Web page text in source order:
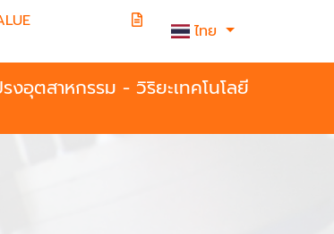
ไทย
งอุตสาหกรรม - วิริยะเทคโนโลยี